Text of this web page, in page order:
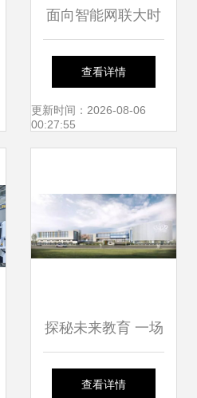
面向智能网联大时
代的环境科技实践
CICV 2018的技术
查看详情
更新时间：2026-08-06
00:27:55
探秘未来教育 一场
不只双语与STEAM
查看详情